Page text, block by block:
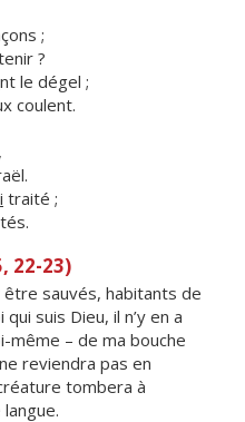
;
?
nt le dégel ;
coulent.
i traité ;
22-23)
sauvés, habitants de
suis Dieu, il n’y en a
même – de ma bouche
reviendra pas en
tombera à